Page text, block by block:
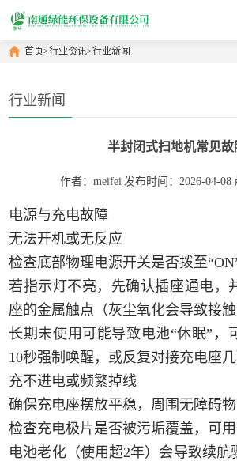
首页>行业资讯>行业新闻
行业新闻
半封闭式扫地机常见故
作者：meifei 发布时间：2026-04-08
电源与充电故障
‌无法开机或无反应‌
检查底部物理电源开关是否拨至
若指示灯不亮，先确认插座通电，
座的金属触点（灰尘氧化会导致接触
长期未使用可能导致电池“休眠”，
10秒强制唤醒，或反复对接充电座几
‌充不进电或频繁掉线‌
确保充电座摆放平稳，周围无障碍物
检查充电极片是否被污垢覆盖，可用
电池老化（使用超2年）会导致续航